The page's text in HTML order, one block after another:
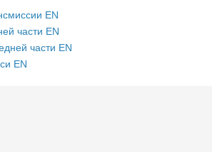
EN
части EN
части EN
EN